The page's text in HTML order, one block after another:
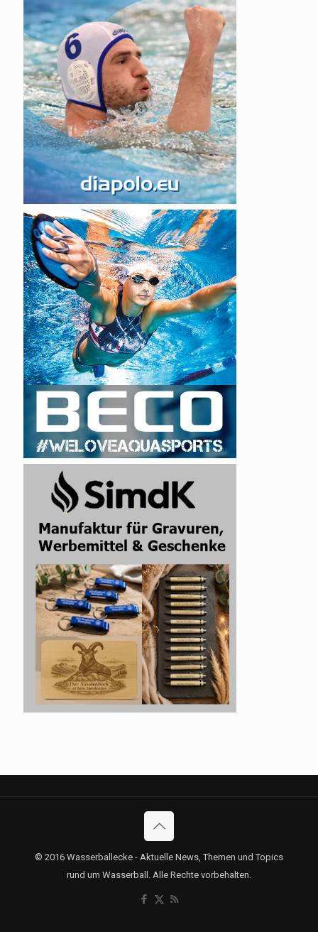
© 2016 Wasserballecke - Aktuelle News, Themen und Topics
rund um Wasserball. Alle Rechte vorbehalten.